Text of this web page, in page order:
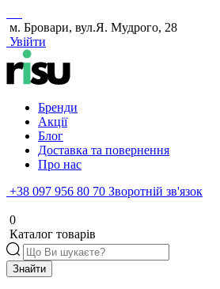
м. Бровари, вул.Я. Мудрого, 28
Увійти
Бренди
Акції
Блог
Доставка та повернення
Про нас
+38 097 956 80 70 Зворотній зв'язок
0
Каталог товарів
Знайти